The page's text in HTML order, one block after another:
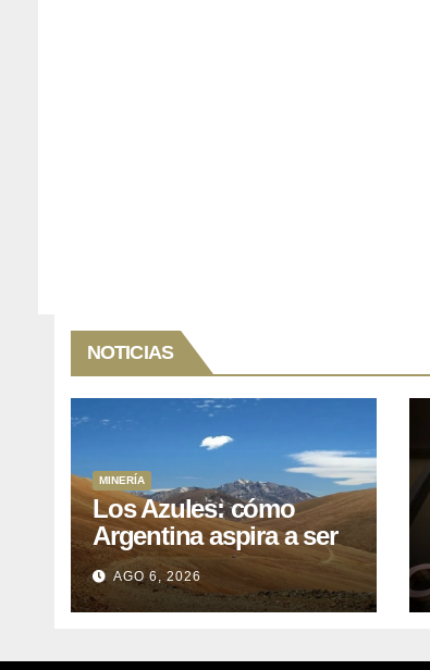
NOTICIAS
MINERÍA
Los Azules: cómo
Argentina aspira a ser
top 5 productor
mundial de cobre
AGO 6, 2026